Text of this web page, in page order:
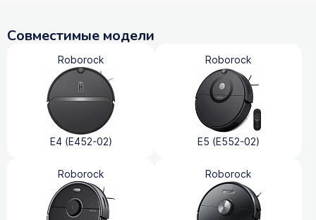
Совместимые модели
Roborock
E4 (E452-02)
Roborock
E5 (E552-02)
Roborock Roborock